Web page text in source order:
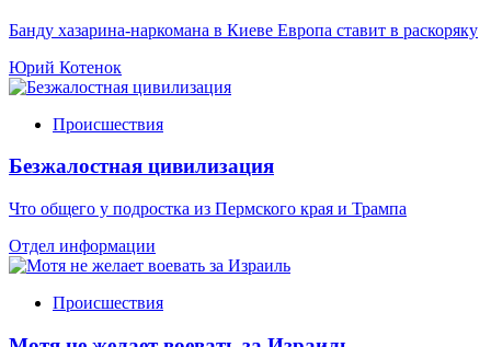
Банду хазарина-наркомана в Киеве Европа ставит в раскоряку
Юрий Котенок
Происшествия
Безжалостная цивилизация
Что общего у подростка из Пермского края и Трампа
Отдел информации
Происшествия